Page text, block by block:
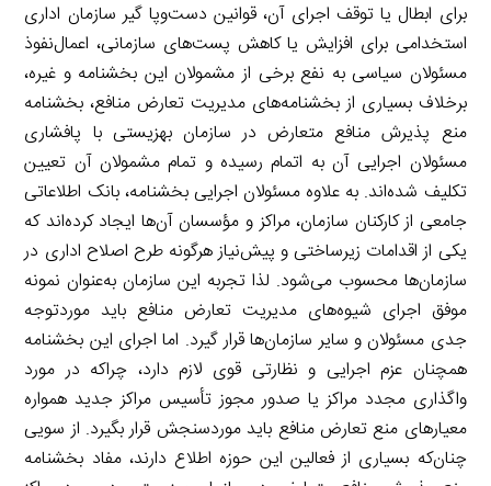
برای ابطال یا توقف اجرای آن، قوانین دست‌وپا گیر سازمان اداری
استخدامی برای افزایش یا کاهش پست‌های سازمانی، اعمال‌نفوذ
مسئولان سیاسی به نفع برخی از مشمولان این بخشنامه و غیره،
برخلاف بسیاری از بخشنامه‌های مدیریت تعارض منافع، بخشنامه
منع پذیرش منافع متعارض در سازمان بهزیستی با پافشاری
مسئولان اجرایی آن به اتمام رسیده و تمام مشمولان آن تعیین
تکلیف شده‌اند. به علاوه مسئولان اجرایی بخشنامه، بانک اطلاعاتی
جامعی از کارکنان سازمان، مراکز و مؤسسان آن‌ها ایجاد کرده‌اند که
یکی از اقدامات زیرساختی و پیش‌نیاز هرگونه طرح اصلاح اداری در
سازمان‌ها محسوب می‌شود. لذا تجربه این سازمان به‌عنوان نمونه
موفق اجرای شیوه‌های مدیریت تعارض منافع باید موردتوجه
جدی مسئولان و سایر سازمان‌ها قرار گیرد. اما اجرای این بخشنامه
همچنان عزم اجرایی و نظارتی قوی لازم دارد، چراکه در مورد
واگذاری مجدد مراکز یا صدور مجوز تأسیس مراکز جدید همواره
معیارهای منع تعارض منافع باید موردسنجش قرار بگیرد. از سویی
چنان‌که بسیاری از فعالین این حوزه اطلاع دارند، مفاد بخشنامه